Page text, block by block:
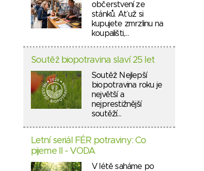
občerstvení ze
stánků. Ať už si
kupujete zmrzlinu na
koupališti,…
Soutěž biopotravina slaví 25 let
Soutěž Nejlepší
biopotravina roku je
největší a
nejprestižnější
soutěží…
Letní seriál FÉR potraviny: Co
pijeme II - VODA
V létě saháme po